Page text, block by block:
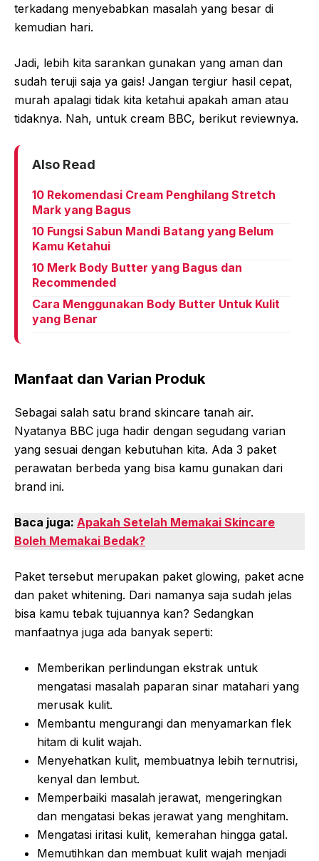
terkadang menyebabkan masalah yang besar di
kemudian hari.
Jadi, lebih kita sarankan gunakan yang aman dan
sudah teruji saja ya gais! Jangan tergiur hasil cepat,
murah apalagi tidak kita ketahui apakah aman atau
tidaknya. Nah, untuk cream BBC, berikut reviewnya.
Also Read
10 Rekomendasi Cream Penghilang Stretch
Mark yang Bagus
10 Fungsi Sabun Mandi Batang yang Belum
Kamu Ketahui
10 Merk Body Butter yang Bagus dan
Recommended
Cara Menggunakan Body Butter Untuk Kulit
yang Benar
Manfaat dan Varian Produk
Sebagai salah satu brand skincare tanah air.
Nyatanya BBC juga hadir dengan segudang varian
yang sesuai dengan kebutuhan kita. Ada 3 paket
perawatan berbeda yang bisa kamu gunakan dari
brand ini.
Baca juga: Apakah Setelah Memakai Skincare
Boleh Memakai Bedak?
Paket tersebut merupakan paket glowing, paket acne
dan paket whitening. Dari namanya saja sudah jelas
bisa kamu tebak tujuannya kan? Sedangkan
manfaatnya juga ada banyak seperti:
Memberikan perlindungan ekstrak untuk
mengatasi masalah paparan sinar matahari yang
merusak kulit.
Membantu mengurangi dan menyamarkan flek
hitam di kulit wajah.
Menyehatkan kulit, membuatnya lebih ternutrisi,
kenyal dan lembut.
Memperbaiki masalah jerawat, mengeringkan
dan mengatasi bekas jerawat yang menghitam.
Mengatasi iritasi kulit, kemerahan hingga gatal.
Memutihkan dan membuat kulit wajah menjadi